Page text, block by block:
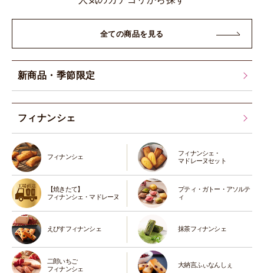
全ての商品を見る
新商品・季節限定
フィナンシェ
フィナンシェ
フィナンシェ・
マドレーヌセット
【焼きたて】
フィナンシェ・マドレーヌ
プティ・ガトー・アソルテ
ィ
えびすフィナンシェ 抹茶フィナンシェ
二郎いちご
フィナンシェ
大納言ふぃなんしぇ